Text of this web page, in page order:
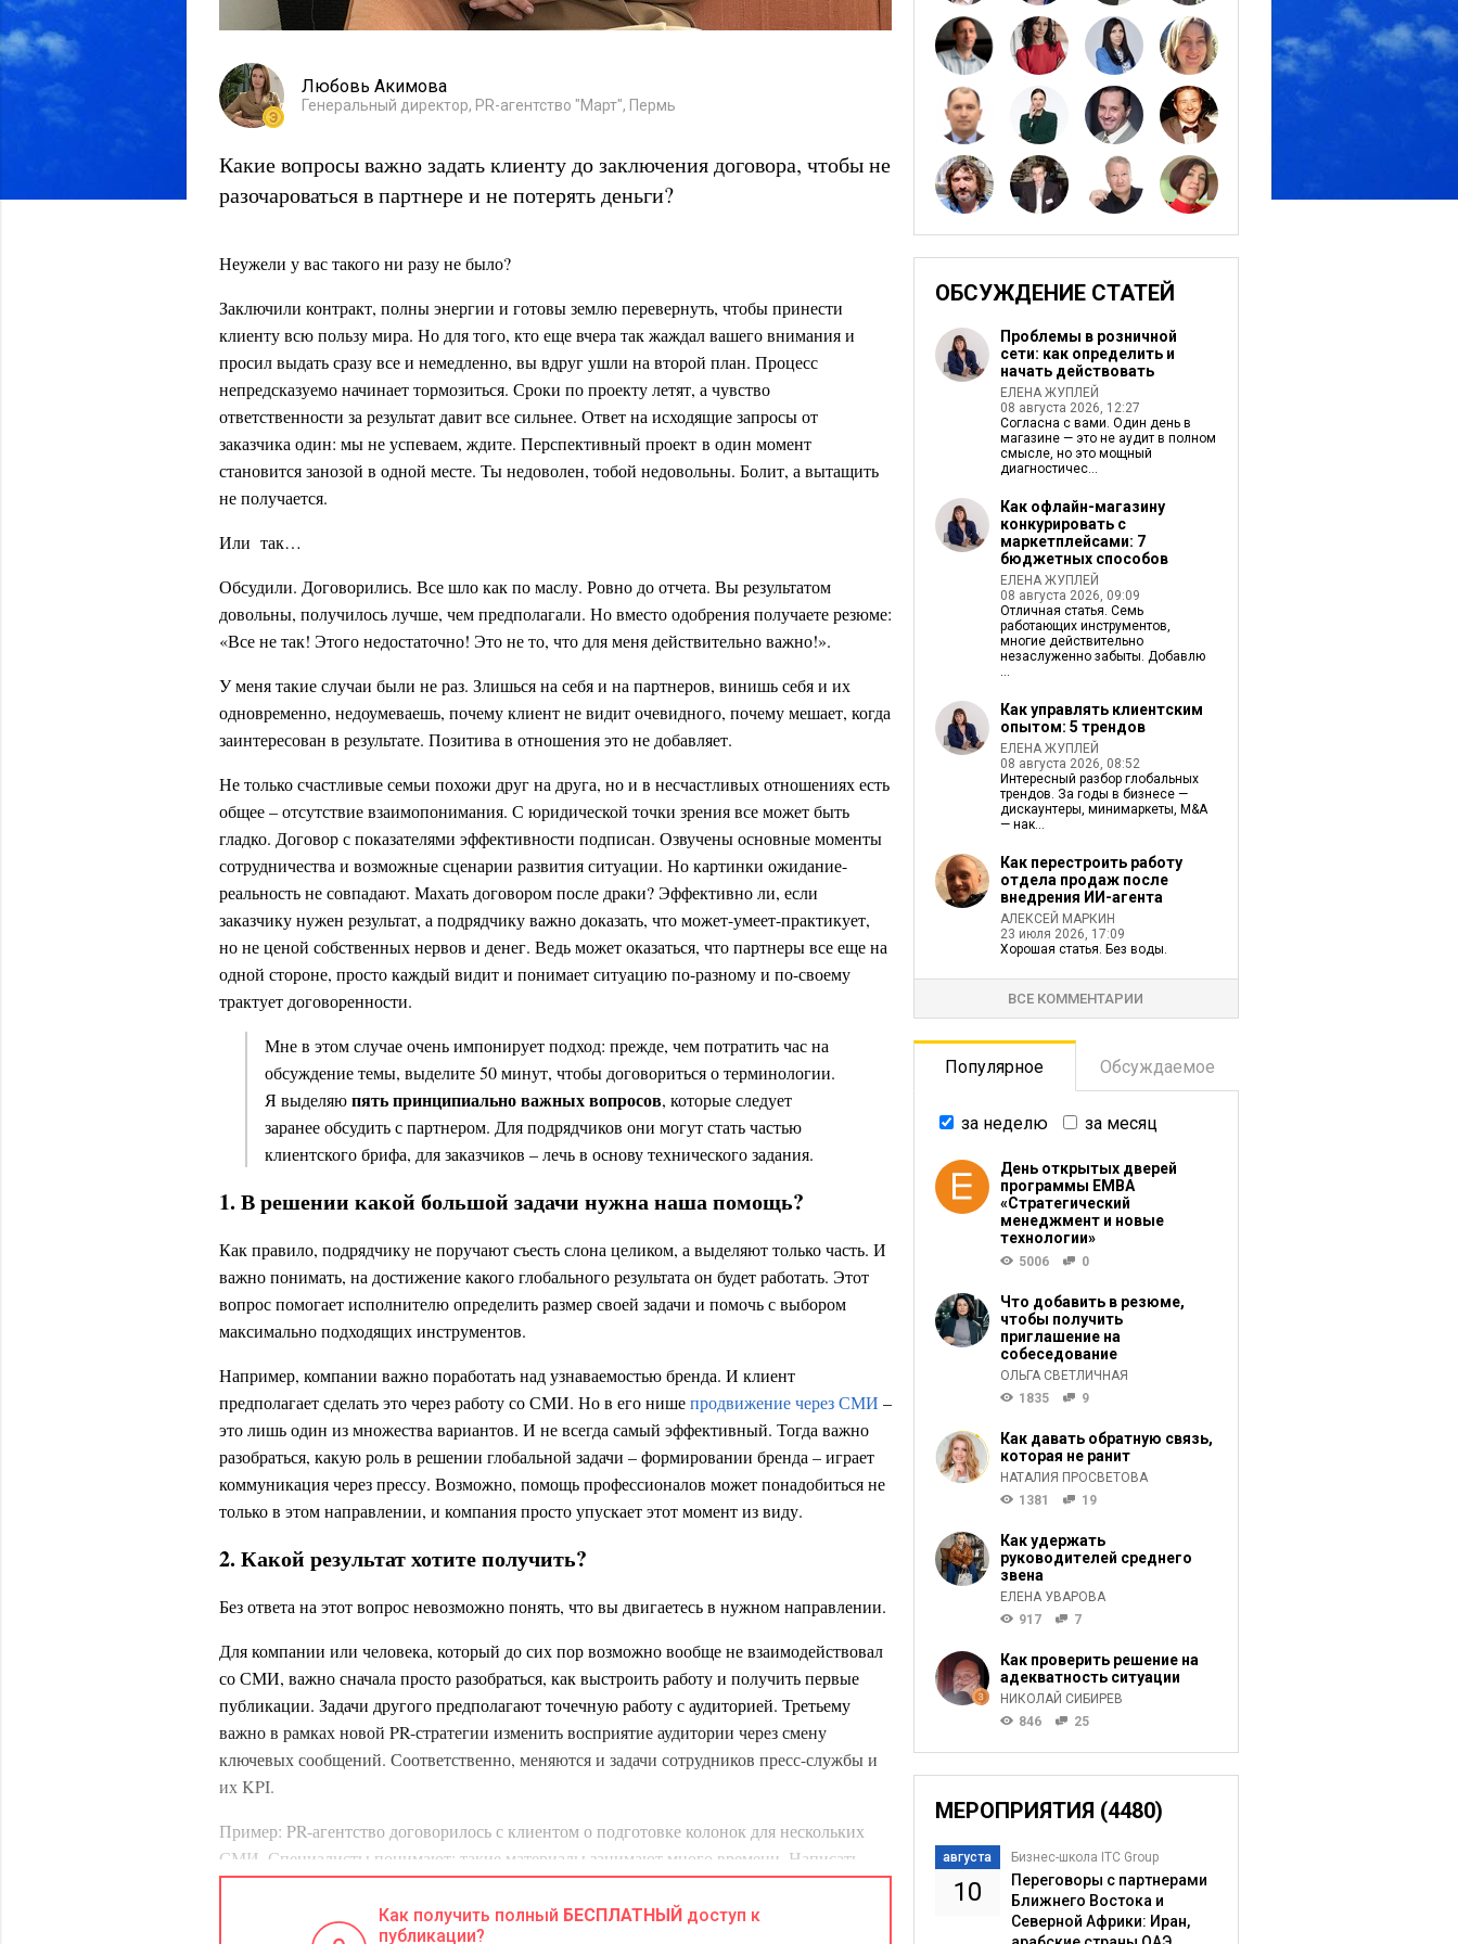
Любовь Акимова
Генеральный директор, PR-агентство "Март", Пермь
Какие вопросы важно задать клиенту до заключения договора, чтобы не
разочароваться в партнере и не потерять деньги?
Неужели у вас такого ни разу не было?
Заключили контракт, полны энергии и готовы землю перевернуть, чтобы принести
клиенту всю пользу мира. Но для того, кто еще вчера так жаждал вашего внимания и
просил выдать сразу все и немедленно, вы вдруг ушли на второй план. Процесс
непредсказуемо начинает тормозиться. Сроки по проекту летят, а чувство
ответственности за результат давит все сильнее. Ответ на исходящие запросы от
заказчика один: мы не успеваем, ждите. Перспективный проект в один момент
становится занозой в одной месте. Ты недоволен, тобой недовольны. Болит, а вытащить
не получается.
Или так…
Обсудили. Договорились. Все шло как по маслу. Ровно до отчета. Вы результатом
довольны, получилось лучше, чем предполагали. Но вместо одобрения получаете резюме:
«Все не так! Этого недостаточно! Это не то, что для меня действительно важно!».
У меня такие случаи были не раз. Злишься на себя и на партнеров, винишь себя и их
одновременно, недоумеваешь, почему клиент не видит очевидного, почему мешает, когда
заинтересован в результате. Позитива в отношения это не добавляет.
Не только счастливые семьи похожи друг на друга, но и в несчастливых отношениях есть
общее – отсутствие взаимопонимания. С юридической точки зрения все может быть
гладко. Договор с показателями эффективности подписан. Озвучены основные моменты
сотрудничества и возможные сценарии развития ситуации. Но картинки ожидание-
реальность не совпадают. Махать договором после драки? Эффективно ли, если
заказчику нужен результат, а подрядчику важно доказать, что может-умеет-практикует,
но не ценой собственных нервов и денег. Ведь может оказаться, что партнеры все еще на
одной стороне, просто каждый видит и понимает ситуацию по-разному и по-своему
трактует договоренности.
Мне в этом случае очень импонирует подход: прежде, чем потратить час на
обсуждение темы, выделите 50 минут, чтобы договориться о терминологии.
Я выделяюпять принципиально важных вопросов, которые следует
заранее обсудить с партнером. Для подрядчиков они могут стать частью
клиентского брифа, для заказчиков – лечь в основу технического задания.
1. В решении какой большой задачи нужна наша помощь?
Как правило, подрядчику не поручают съесть слона целиком, а выделяют только часть. И
важно понимать, на достижение какого глобального результата он будет работать. Этот
вопрос помогает исполнителю определить размер своей задачи и помочь с выбором
максимально подходящих инструментов.
Например, компании важно поработать над узнаваемостью бренда. И клиент
предполагает сделать это через работу со СМИ. Но в его нишепродвижение через СМИ –
это лишь один из множества вариантов. И не всегда самый эффективный. Тогда важно
разобраться, какую роль в решении глобальной задачи – формировании бренда – играет
коммуникация через прессу. Возможно, помощь профессионалов может понадобиться не
только в этом направлении, и компания просто упускает этот момент из виду.
2. Какой результат хотите получить?
Без ответа на этот вопрос невозможно понять, что вы двигаетесь в нужном направлении.
Для компании или человека, который до сих пор возможно вообще не взаимодействовал
со СМИ, важно сначала просто разобраться, как выстроить работу и получить первые
публикации. Задачи другого предполагают точечную работу с аудиторией. Третьему
важно в рамках новой PR-стратегии изменить восприятие аудитории через смену
ключевых сообщений. Соответственно, меняются и задачи сотрудников пресс-службы и
их KPI.
Пример: PR-агентство договорилось с клиентом о подготовке колонок для нескольких
СМИ. Специалисты понимают: такие материалы занимают много времени. Написать,
согласовать с клиентом, договориться о размещении с нужными СМИ, согласовать все
нюансы. С точки зрения реализации, сделать это, естественно, сложнее, чем просто
разослать по базе СМИ пресс-релиз
Как получить полный БЕСПЛАТНЫЙ доступ к
публикации?
ОБСУЖДЕНИЕ СТАТЕЙ
Проблемы в розничной
сети: как определить и
начать действовать
ЕЛЕНА ЖУПЛЕЙ
08 августа 2026, 12:27
Согласна с вами. Один день в
магазине — это не аудит в полном
смысле, но это мощный
диагностичес...
Как офлайн-магазину
конкурировать с
маркетплейсами: 7
бюджетных способов
ЕЛЕНА ЖУПЛЕЙ
08 августа 2026, 09:09
Отличная статья. Семь
работающих инструментов,
многие действительно
незаслуженно забыты. Добавлю
...
Как управлять клиентским
опытом: 5 трендов
ЕЛЕНА ЖУПЛЕЙ
08 августа 2026, 08:52
Интересный разбор глобальных
трендов. За годы в бизнесе —
дискаунтеры, минимаркеты, M&A
— нак...
Как перестроить работу
отдела продаж после
внедрения ИИ-агента
АЛЕКСЕЙ МАРКИН
23 июля 2026, 17:09
Хорошая статья. Без воды.
ВСЕ КОММЕНТАРИИ
Популярное Обсуждаемое
за неделю за месяц
День открытых дверей
программы ЕМВА
«Стратегический
менеджмент и новые
технологии»
5006 0
Что добавить в резюме,
чтобы получить
приглашение на
собеседование
ОЛЬГА СВЕТЛИЧНАЯ
1835
9
Как давать обратную связь,
которая не ранит
НАТАЛИЯ ПРОСВЕТОВА
1381
19
Как удержать
руководителей среднего
звена
ЕЛЕНА УВАРОВА
917
7
Как проверить решение на
адекватность ситуации
НИКОЛАЙ СИБИРЕВ
846
25
МЕРОПРИЯТИЯ (4480)
августа
10
Бизнес-школа ITC Group
Переговоры с партнерами
Ближнего Востока и
Северной Африки: Иран,